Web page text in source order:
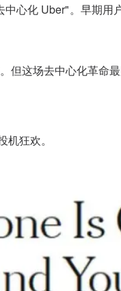
心化 Uber"。早期
但这场去中心化革命最
狂欢。